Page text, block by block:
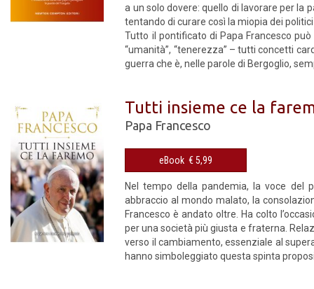
a un solo dovere: quello di lavorare per la
tentando di curare così la miopia dei
Tutto il pontificato di Papa Francesco
“umanità”, “tenerezza” – tutti concetti
guerra che è, nelle parole di Bergo­glio,
Tutti insieme ce la
Papa Francesco
eBook € 5,99
Nel tempo della pandemia, la voce del
abbraccio al mondo malato, la
Francesco è andato oltre. Ha colto
per una società più giusta e fraterna.
verso il cambiamento, essenziale al
hanno simboleggiato questa spinta